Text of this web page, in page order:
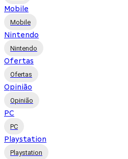
Mobile
Mobile
Nintendo
Nintendo
Ofertas
Ofertas
Opinião
Opinião
PC
PC
Playstation
Playstation